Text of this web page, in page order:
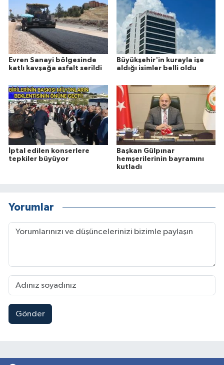
Evren Sanayi bölgesinde
katlı kavşağa asfalt serildi
Büyükşehir'in kurayla işe
aldığı isimler belli oldu
İptal edilen konserlere
tepkiler büyüyor
Başkan Gülpınar
hemşerilerinin bayramını
kutladı
Yorumlar
Gönder